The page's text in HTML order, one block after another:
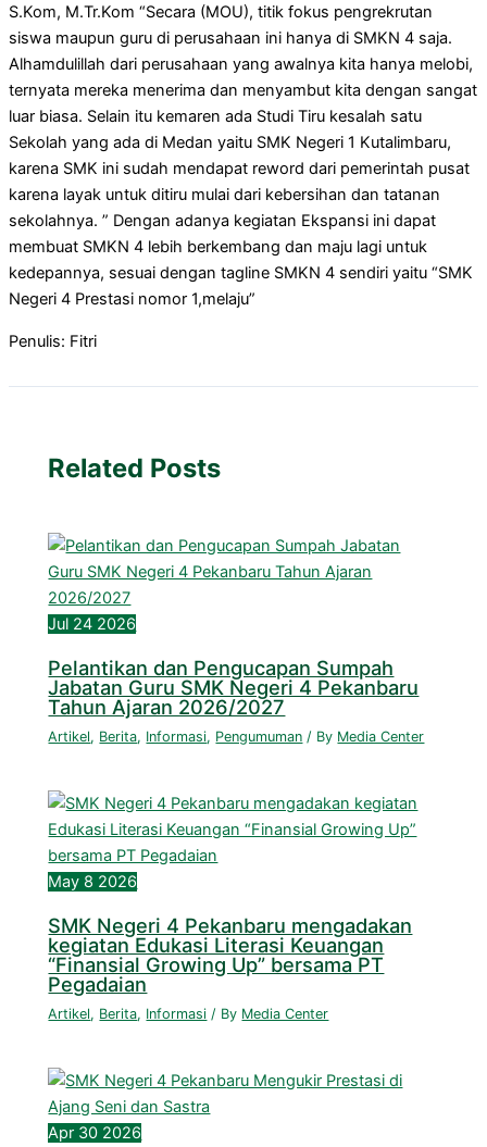
S.Kom, M.Tr.Kom “Secara (MOU), titik fokus pengrekrutan
siswa maupun guru di perusahaan ini hanya di SMKN 4 saja.
Alhamdulillah dari perusahaan yang awalnya kita hanya melobi,
ternyata mereka menerima dan menyambut kita dengan sangat
luar biasa. Selain itu kemaren ada Studi Tiru kesalah satu
Sekolah yang ada di Medan yaitu SMK Negeri 1 Kutalimbaru,
karena SMK ini sudah mendapat reword dari pemerintah pusat
karena layak untuk ditiru mulai dari kebersihan dan tatanan
sekolahnya. ” Dengan adanya kegiatan Ekspansi ini dapat
membuat SMKN 4 lebih berkembang dan maju lagi untuk
kedepannya, sesuai dengan tagline SMKN 4 sendiri yaitu “SMK
Negeri 4 Prestasi nomor 1,melaju”
Penulis: Fitri
Related Posts
Jul 24 2026
Pelantikan dan Pengucapan Sumpah
Jabatan Guru SMK Negeri 4 Pekanbaru
Tahun Ajaran 2026/2027
Artikel, Berita, Informasi, Pengumuman / By Media Center
May 8 2026
SMK Negeri 4 Pekanbaru mengadakan
kegiatan Edukasi Literasi Keuangan
“Finansial Growing Up” bersama PT
Pegadaian
Artikel, Berita, Informasi / By Media Center
Apr 30 2026